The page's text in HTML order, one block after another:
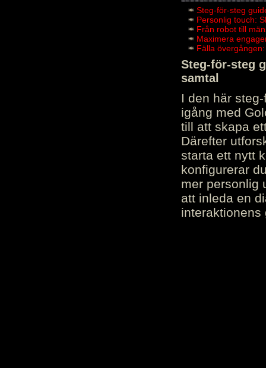
Steg-för-steg
Personlig touch:
Från robot till
Maximera
Fälla
Steg-för-steg
samtal
I den här
igång med
till att skapa
Därefter
starta ett nytt
konfigurerar
mer personlig
att inleda en
interaktionens